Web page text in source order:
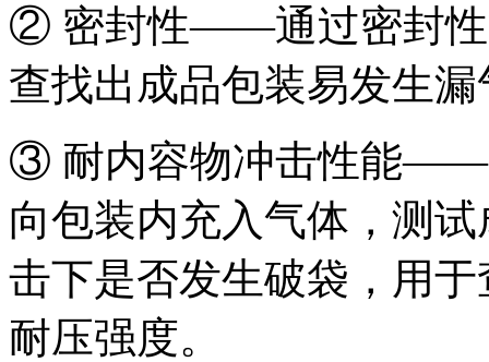
② 密封性——通过密封性
查找出成品包装易发生
③ 耐内容物冲击性能——
向包装内充入气体，测
击下是否发生破袋，用
耐压强度。